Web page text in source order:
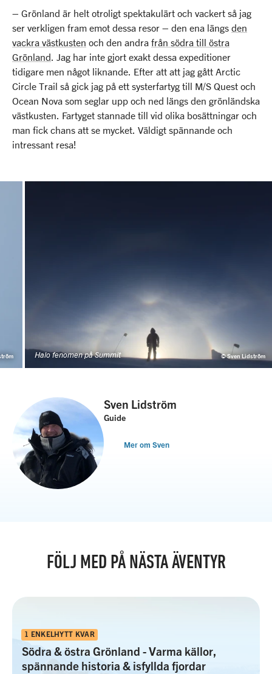
– Grönland är helt otroligt spektakulärt och vackert så jag
ser verkligen fram emot dessa resor – den ena längs den
vackra västkusten och den andra från södra till östra
Grönland . Jag har inte gjort exakt dessa expeditioner
tidigare men något liknande. Efter att att jag gått Arctic
Circle Trail så gick jag på ett systerfartyg till M/S Quest och
Ocean Nova som seglar upp och ned längs den grönländska
västkusten. Fartyget stannade till vid olika bosättningar och
man fick chans att se mycket. Väldigt spännande och
intressant resa!
© Sven Lidström
Halo fenomen på Summit
Sven Lidström
Guide
Mer om Sven
FÖLJ MED PÅ NÄSTA ÄVENTYR
1 ENKELHYTT KVAR
Södra & östra Grönland - Varma källor,
spännande historia & isfyllda fjordar